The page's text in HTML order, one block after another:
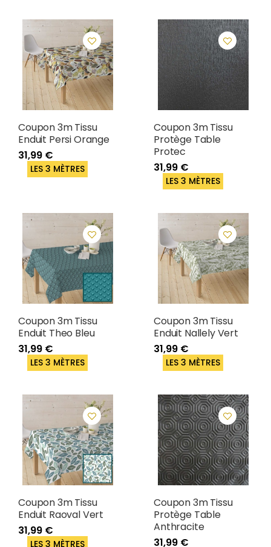
Coupon 3m Tissu
Enduit Persi Orange
31,99 €
LES 3 MÈTRES
Coupon 3m Tissu
Protège Table
Protec
31,99 €
LES 3 MÈTRES
Coupon 3m Tissu
Enduit Theo Bleu
31,99 €
LES 3 MÈTRES
Coupon 3m Tissu
Enduit Nallely Vert
31,99 €
LES 3 MÈTRES
Coupon 3m Tissu
Enduit Raoval Vert
31,99 €
LES 3 MÈTRES
Coupon 3m Tissu
Protège Table
Anthracite
31,99 €